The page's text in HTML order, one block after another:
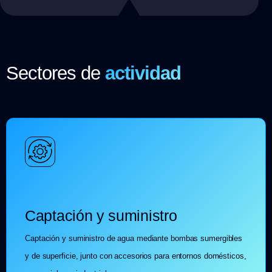
Sectores de actividad
Captación y suministro
Captación y suministro de agua mediante bombas sumergibles
y de superficie, junto con accesorios para entornos domésticos,